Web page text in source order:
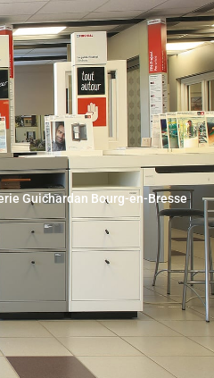
Guichardan Bourg-en-Bresse